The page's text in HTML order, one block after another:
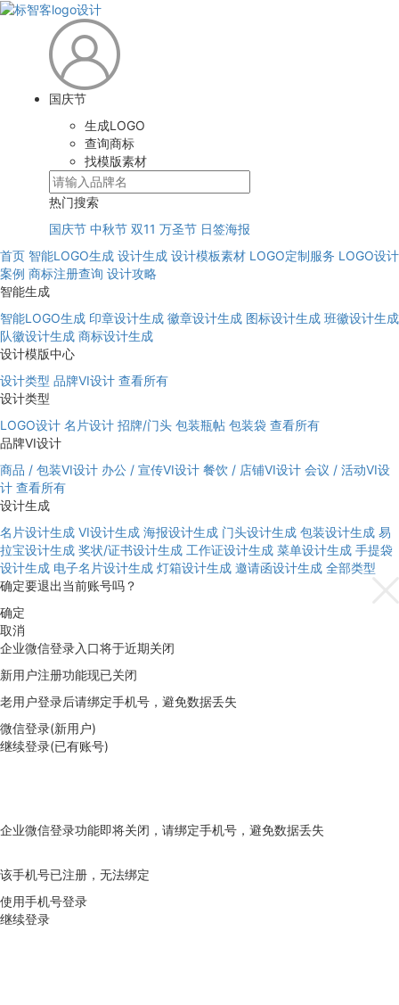
国庆节
生成LOGO
查询商标
找模版素材
热门搜索
国庆节 中秋节 双11 万圣节 日签海报
首页 智能LOGO生成 设计生成 设计模板素材 LOGO定制服务 LOGO设计
案例 商标注册查询 设计攻略
智能生成
智能LOGO生成 印章设计生成 徽章设计生成 图标设计生成 班徽设计生成
队徽设计生成 商标设计生成
设计模版中心
设计类型 品牌VI设计 查看所有
设计类型
LOGO设计 名片设计 招牌/门头 包装瓶帖 包装袋 查看所有
品牌VI设计
商品 / 包装VI设计 办公 / 宣传VI设计 餐饮 / 店铺VI设计 会议 / 活动VI设
计 查看所有
设计生成
名片设计生成 VI设计生成 海报设计生成 门头设计生成 包装设计生成 易
拉宝设计生成 奖状/证书设计生成 工作证设计生成 菜单设计生成 手提袋
设计生成 电子名片设计生成 灯箱设计生成 邀请函设计生成 全部类型
确定要退出当前账号吗？
确定
取消
企业微信登录入口将于近期关闭
新用户注册功能现已关闭
老用户登录后请绑定手机号，避免数据丢失
微信登录(新用户)
继续登录(已有账号)
企业微信登录功能即将关闭，请绑定手机号，避免数据丢失
该手机号已注册，无法绑定
使用手机号登录
继续登录